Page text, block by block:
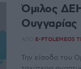
Όμιλος
ΑΠΌ E-PTOLEMEOS
Την είσοδο του